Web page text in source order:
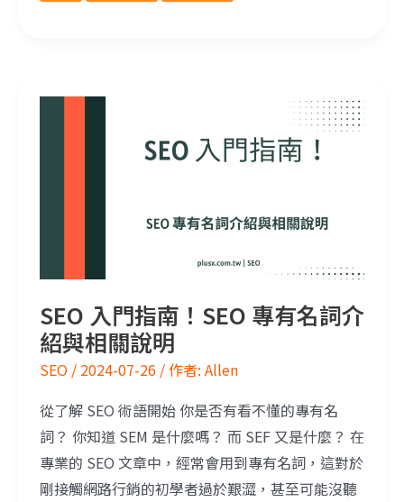
SEO 入門指南！SEO 專有名詞介
紹與相關說明
SEO / 2024-07-26 / 作者: Allen
從了解 SEO 術語開始 你是否有看不懂的專有名
詞？ 你知道 SEM 是什麼嗎？ 而 SEF 又是什麼？ 在
專業的 SEO 文章中，經常會用到專有名詞，這對於
剛接觸網路行銷的初學者過於艱澀，甚至可能沒聽
SEO 入門指南！SEO 專有名詞介紹與相關說明